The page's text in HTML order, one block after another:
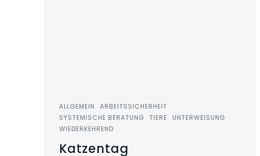
ALLGEMEIN
ARBEITSSICHERHEIT
SYSTEMISCHE BERATUNG
TIERE
UNTERWEISUNG
WIEDERKEHREND
Katzentag